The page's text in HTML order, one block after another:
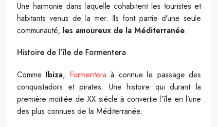
Une harmonie dans laquelle cohabitent les touristes et
habitants venus de la mer. Ils font partie d’une seule
communauté, les amoureux de la Méditerranée.
Histoire de l’île de Formentera
Comme Ibiza, Formentera à connue le passage des
conquistadors et pirates. Une histoire qui durant la
première moitiée de XX siècle à convertie l’île en l’une
des plus connues de la Méditerranée.